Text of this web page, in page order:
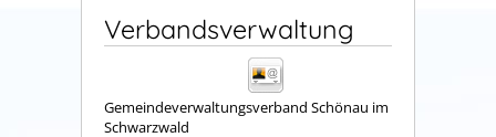
Verbandsverwaltung
Gemeindeverwaltungsverband Schönau im
Schwarzwald